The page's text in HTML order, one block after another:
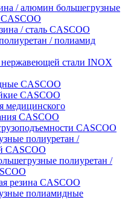
/ алюмин большегрузные
/ сталь CASCOO
/ полиамид
нержавеющей стали INOX
CASCOO
CASCOO
медицинского
CASCOO
CASCOO
полиуретан /
CASCOO
полиуретан /
резина CASCOO
полиамидные